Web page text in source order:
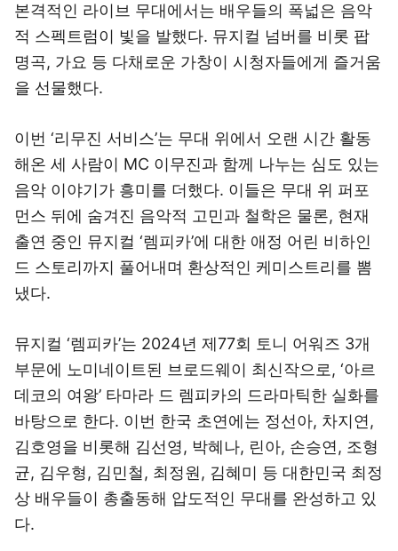
본격적인 라이브 무대에서는 배우들의 폭넓은 음악
적 스펙트럼이 빛을 발했다. 뮤지컬 넘버를 비롯 팝
명곡, 가요 등 다채로운 가창이 시청자들에게 즐거움
을 선물했다.
이번 ‘리무진 서비스’는 무대 위에서 오랜 시간 활동
해온 세 사람이 MC 이무진과 함께 나누는 심도 있는
음악 이야기가 흥미를 더했다. 이들은 무대 위 퍼포
먼스 뒤에 숨겨진 음악적 고민과 철학은 물론, 현재
출연 중인 뮤지컬 ‘렘피카’에 대한 애정 어린 비하인
드 스토리까지 풀어내며 환상적인 케미스트리를 뽐
냈다.
뮤지컬 ‘렘피카’는 2024년 제77회 토니 어워즈 3개
부문에 노미네이트된 브로드웨이 최신작으로, ‘아르
데코의 여왕’ 타마라 드 렘피카의 드라마틱한 실화를
바탕으로 한다. 이번 한국 초연에는 정선아, 차지연,
김호영을 비롯해 김선영, 박혜나, 린아, 손승연, 조형
균, 김우형, 김민철, 최정원, 김혜미 등 대한민국 최정
상 배우들이 총출동해 압도적인 무대를 완성하고 있
다.